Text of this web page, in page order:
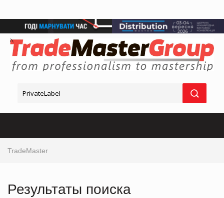
TradeMaster
Результаты поиска